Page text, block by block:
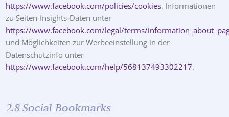
https://www.facebook.com/policies/cookies, Informationen
zu Seiten-Insights-Daten unter
https://www.facebook.com/legal/terms/
und Möglichkeiten zur Werbeeinstellung in der
Datenschutzinfo unter
https://www.facebook.com/help/568137493302217.
2.8 Social Bookmarks